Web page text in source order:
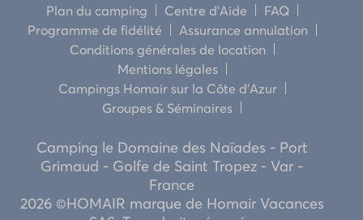
Plan du camping Centre d’Aide
FAQ
Programme de fidélité
Assurance annulation
Conditions générales de location
Mentions légales
Campings Homair sur la Côte d’Azur
Groupes & Séminaires
Camping le Domaine des Naïades - Port
Grimaud - Golfe de Saint Tropez - Var -
France
2026 ©HOMAIR marque de Homair Vacances